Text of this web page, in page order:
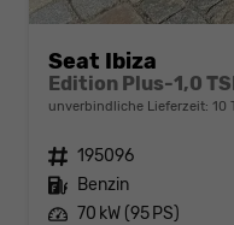
Seat Ibiza
unverbindliche Lieferzeit: 10
Fahrzeugnr. 195096
Kraftstoff Benzin
Leistung 70 kW (95 PS)